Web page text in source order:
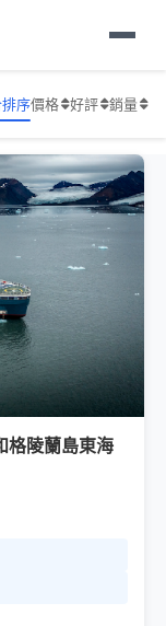
價
序價格 好評 銷量
格陵蘭島東海